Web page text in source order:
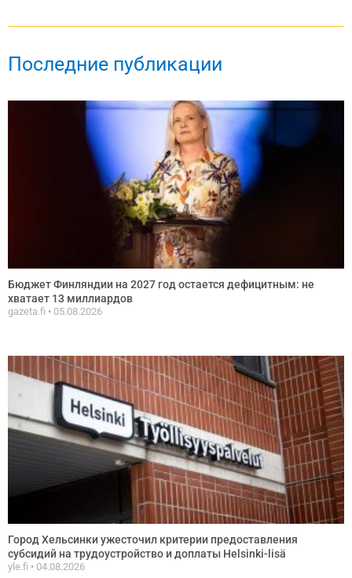
Последние публикации
Бюджет Финляндии на 2027 год остается дефицитным: не
хватает 13 миллиардов
gazeta.fi 05.08.2026
Город Хельсинки ужесточил критерии предоставления
субсидий на трудоустройство и доплаты Helsinki-lisä
yle.fi 04.08.2026